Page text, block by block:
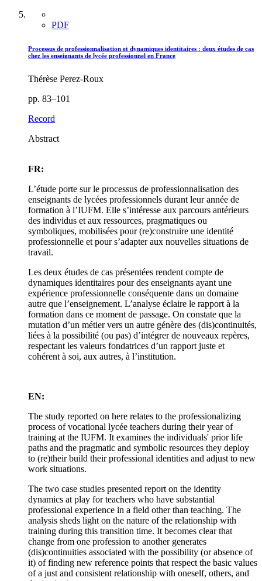
PDF
Processus de professionnalisation et dynamiques identitaires : deux études de cas
chez les enseignants de lycée professionnel en France
Thérèse Perez-Roux
pp. 83–101
Record
Abstract
FR:
L’étude porte sur le processus de professionnalisation des
enseignants de lycées professionnels durant leur année de
formation à l’IUFM. Elle s’intéresse aux parcours antérieurs
des individus et aux ressources, pragmatiques ou
symboliques, mobilisées pour (re)construire une identité
professionnelle et pour s’adapter aux nouvelles situations de
travail.
Les deux études de cas présentées rendent compte de
dynamiques identitaires pour des enseignants ayant une
expérience professionnelle conséquente dans un domaine
autre que l’enseignement. L’analyse éclaire le rapport à la
formation dans ce moment de passage. On constate que la
mutation d’un métier vers un autre génère des (dis)continuités,
liées à la possibilité (ou pas) d’intégrer de nouveaux repères,
respectant les valeurs fondatrices d’un rapport juste et
cohérent à soi, aux autres, à l’institution.
EN:
The study reported on here relates to the professionalizing
process of vocational lycée teachers during their year of
training at the IUFM. It examines the individuals' prior life
paths and the pragmatic and symbolic resources they deploy
to (re)their build their professional identities and adjust to new
work situations.
The two case studies presented report on the identity
dynamics at play for teachers who have substantial
professional experience in a field other than teaching. The
analysis sheds light on the nature of the relationship with
training during this transition time. It becomes clear that
change from one profession to another generates
(dis)continuities associated with the possibility (or absence of
it) of finding new reference points that respect the basic values
of a just and consistent relationship with oneself, others, and